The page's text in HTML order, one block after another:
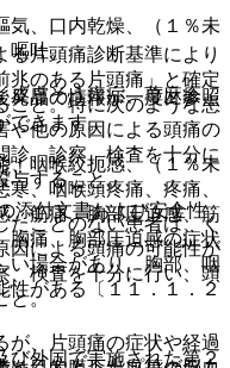
、口内乾燥、（１％未
嘔吐。
膚そう痒症、蕁麻疹、
咽喉絞扼感、（１％未
、咽喉頭疼痛、疼痛、
、筋痛、胸部圧迫感、筋
胸痛、胸部圧迫感の症状
い場合があり、胸部、咽
性がある〔１１．１．２
び外国で実施された第２
片頭痛診断基準により
兆のある片頭痛」と確定
こと。特に次のような患
や他の原因による頭痛の
診、診察、検査を十分に
与すること。
ことのない患者は、く
因による頭痛の可能性が
、検査を十分に行い、頭
と。
、片頭痛の症状や経過
発品の情報が一度に参照
できます。
！
添付文書および安全性